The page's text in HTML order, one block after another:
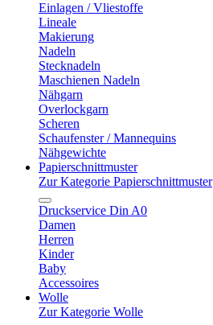
Einlagen / Vliestoffe
Lineale
Makierung
Nadeln
Stecknadeln
Maschienen Nadeln
Nähgarn
Overlockgarn
Scheren
Schaufenster / Mannequins
Nähgewichte
Papierschnittmuster
Zur Kategorie Papierschnittmuster
Druckservice Din A0
Damen
Herren
Kinder
Baby
Accessoires
Wolle
Zur Kategorie Wolle